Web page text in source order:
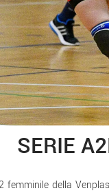
SERIE
femminile della